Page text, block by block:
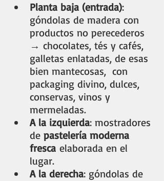
Planta baja (entrada):
góndolas de madera con
productos no perecederos
→ chocolates, tés y cafés,
galletas enlatadas, de esas
bien mantecosas,  con
packaging divino, dulces,
conservas, vinos y
mermeladas.
A la izquierda: mostradores
de pastelería moderna
fresca elaborada en el
lugar.
A la derecha: góndolas de